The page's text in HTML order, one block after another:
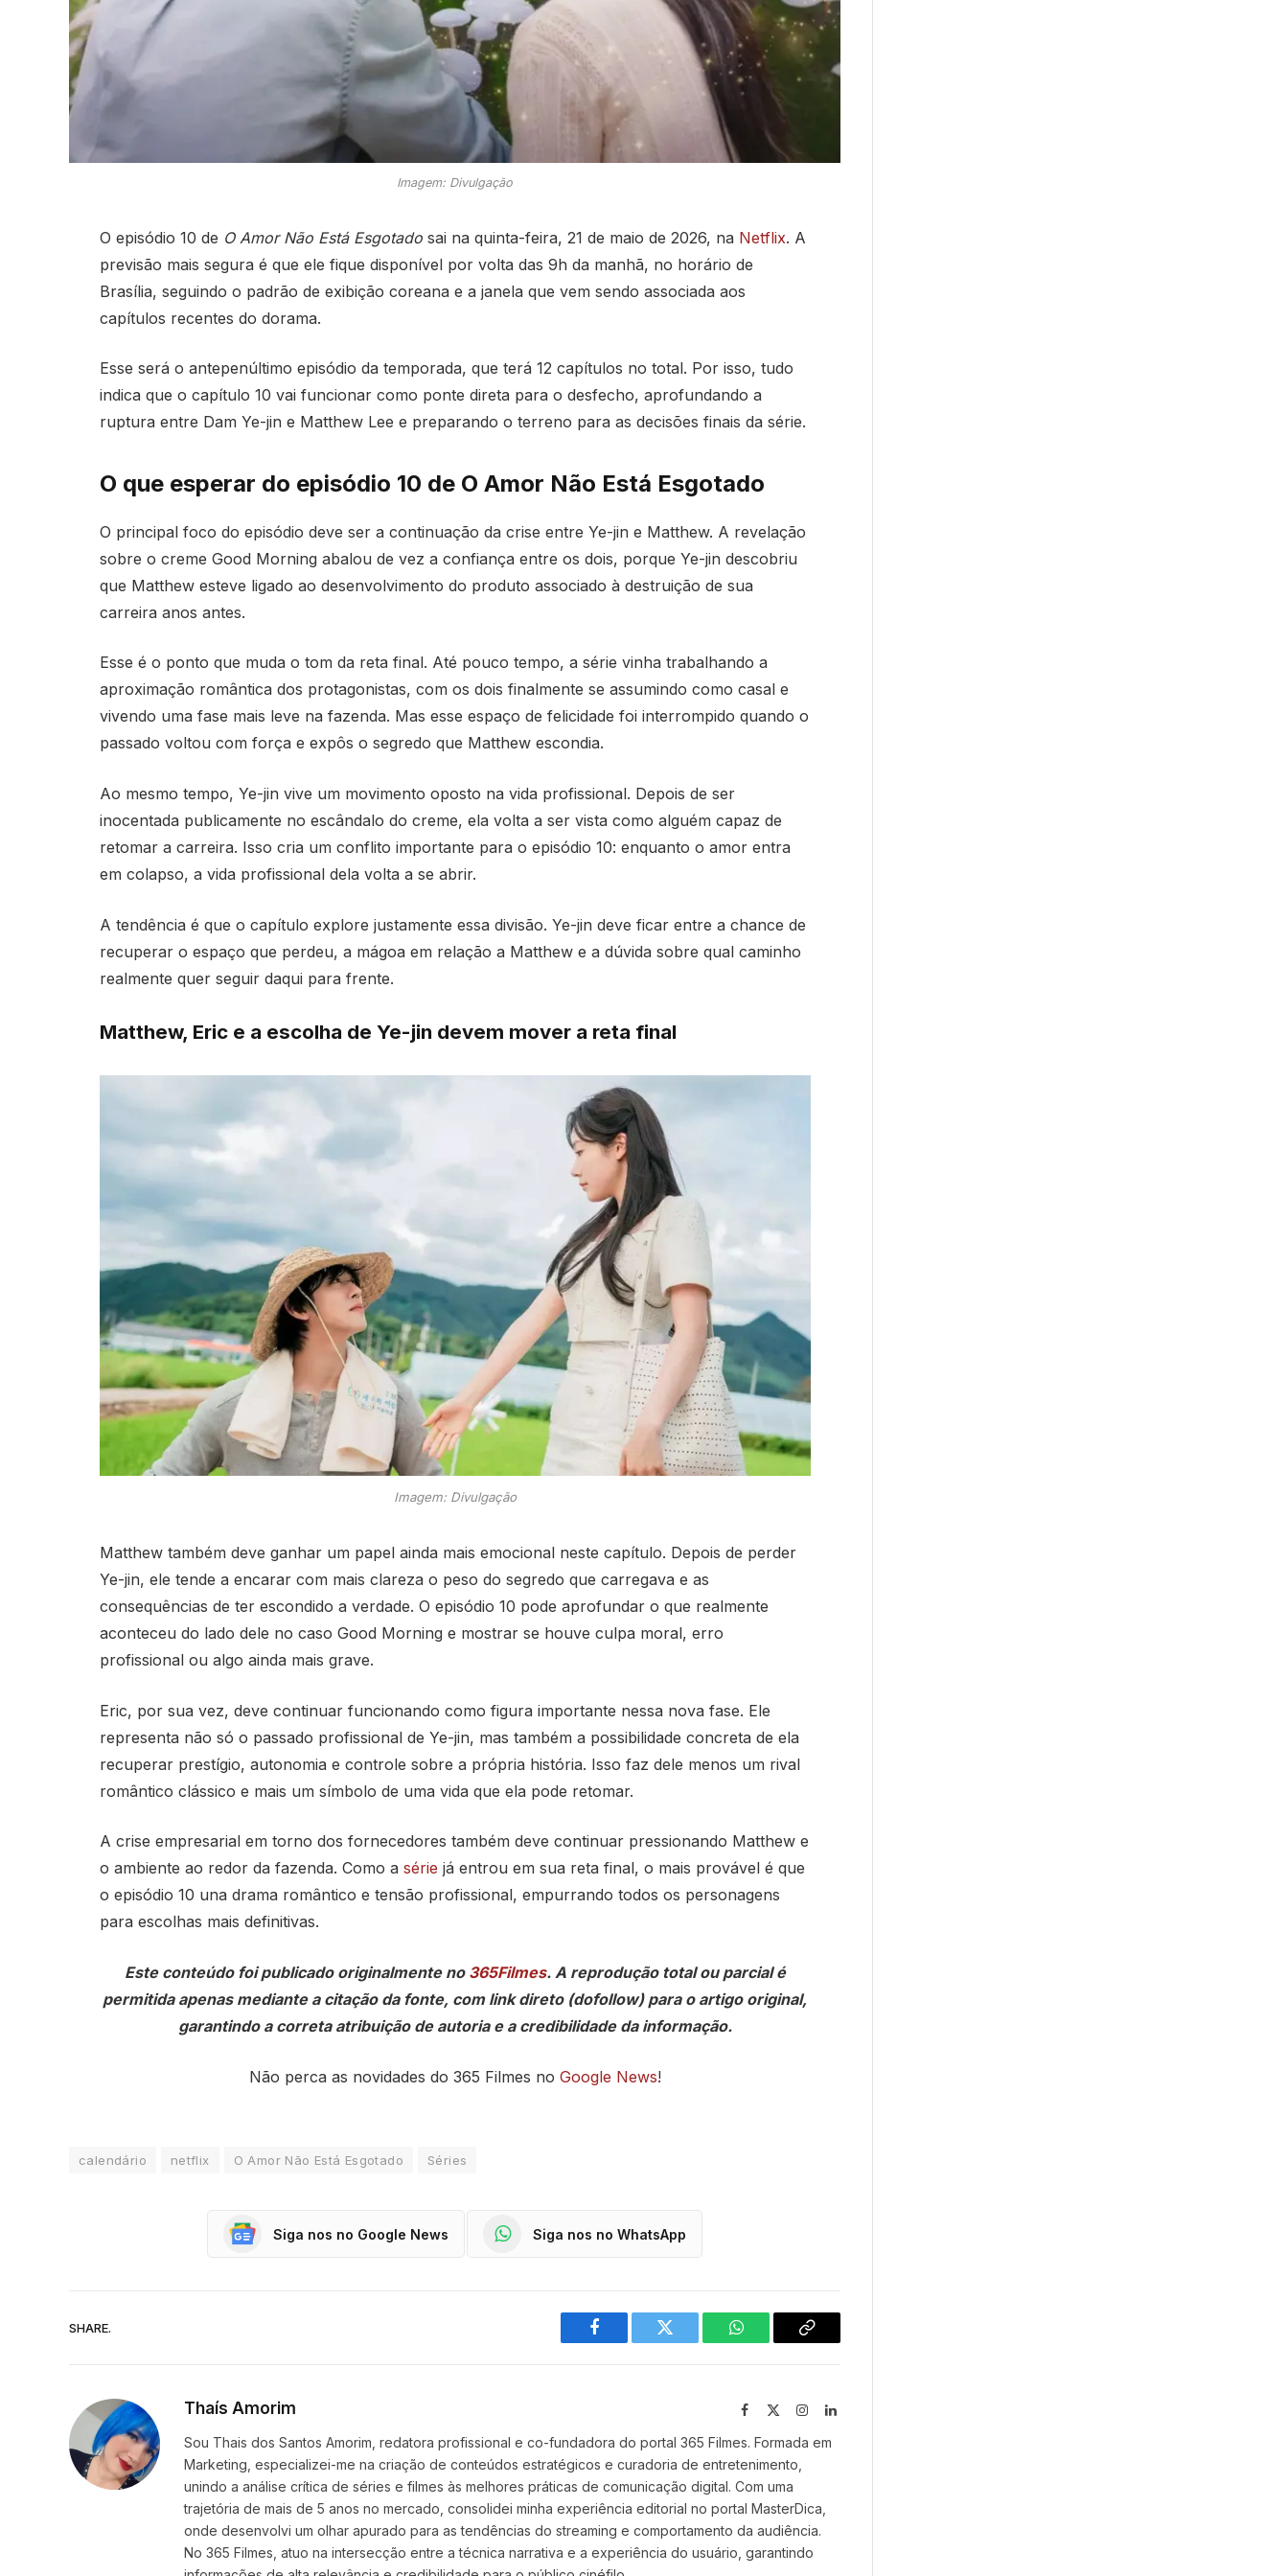
Imagem: Divulgação
O episódio 10 de O Amor Não Está Esgotadosai na quinta-feira, 21 de maio de 2026, na Netflix. A
previsão mais segura é que ele fique disponível por volta das 9h da manhã, no horário de
Brasília, seguindo o padrão de exibição coreana e a janela que vem sendo associada aos
capítulos recentes do dorama.
Esse será o antepenúltimo episódio da temporada, que terá 12 capítulos no total. Por isso, tudo
indica que o capítulo 10 vai funcionar como ponte direta para o desfecho, aprofundando a
ruptura entre Dam Ye-jin e Matthew Lee e preparando o terreno para as decisões finais da série.
O que esperar do episódio 10 de O Amor Não Está Esgotado
O principal foco do episódio deve ser a continuação da crise entre Ye-jin e Matthew. A revelação
sobre o creme Good Morning abalou de vez a confiança entre os dois, porque Ye-jin descobriu
que Matthew esteve ligado ao desenvolvimento do produto associado à destruição de sua
carreira anos antes.
Esse é o ponto que muda o tom da reta final. Até pouco tempo, a série vinha trabalhando a
aproximação romântica dos protagonistas, com os dois finalmente se assumindo como casal e
vivendo uma fase mais leve na fazenda. Mas esse espaço de felicidade foi interrompido quando o
passado voltou com força e expôs o segredo que Matthew escondia.
Ao mesmo tempo, Ye-jin vive um movimento oposto na vida profissional. Depois de ser
inocentada publicamente no escândalo do creme, ela volta a ser vista como alguém capaz de
retomar a carreira. Isso cria um conflito importante para o episódio 10: enquanto o amor entra
em colapso, a vida profissional dela volta a se abrir.
A tendência é que o capítulo explore justamente essa divisão. Ye-jin deve ficar entre a chance de
recuperar o espaço que perdeu, a mágoa em relação a Matthew e a dúvida sobre qual caminho
realmente quer seguir daqui para frente.
Matthew, Eric e a escolha de Ye-jin devem mover a reta final
Imagem: Divulgação
Matthew também deve ganhar um papel ainda mais emocional neste capítulo. Depois de perder
Ye-jin, ele tende a encarar com mais clareza o peso do segredo que carregava e as
consequências de ter escondido a verdade. O episódio 10 pode aprofundar o que realmente
aconteceu do lado dele no caso Good Morning e mostrar se houve culpa moral, erro
profissional ou algo ainda mais grave.
Eric, por sua vez, deve continuar funcionando como figura importante nessa nova fase. Ele
representa não só o passado profissional de Ye-jin, mas também a possibilidade concreta de ela
recuperar prestígio, autonomia e controle sobre a própria história. Isso faz dele menos um rival
romântico clássico e mais um símbolo de uma vida que ela pode retomar.
A crise empresarial em torno dos fornecedores também deve continuar pressionando Matthew e
o ambiente ao redor da fazenda. Como a série já entrou em sua reta final, o mais provável é que
o episódio 10 una drama romântico e tensão profissional, empurrando todos os personagens
para escolhas mais definitivas.
Este conteúdo foi publicado originalmente no 365Filmes. A reprodução total ou parcial é
permitida apenas mediante a citação da fonte, com link direto (dofollow) para o artigo original,
garantindo a correta atribuição de autoria e a credibilidade da informação.
Não perca as novidades do 365 Filmes no Google News!
calendário netflix O Amor Não Está Esgotado Séries
Siga nos no Google News Siga nos no WhatsApp
SHARE.
Facebook Twitter WhatsAppCopy
Thaís Amorim Facebook InstagramLinkedIn
Sou Thais dos Santos Amorim, redatora profissional e co-fundadora do portal 365 Filmes. Formada em
Marketing, especializei-me na criação de conteúdos estratégicos e curadoria de entretenimento,
unindo a análise crítica de séries e filmes às melhores práticas de comunicação digital. Com uma
trajetória de mais de 5 anos no mercado, consolidei minha experiência editorial no portal MasterDica,
onde desenvolvi um olhar apurado para as tendências do streaming e comportamento da audiência.
No 365 Filmes, atuo na intersecção entre a técnica narrativa e a experiência do usuário, garantindo